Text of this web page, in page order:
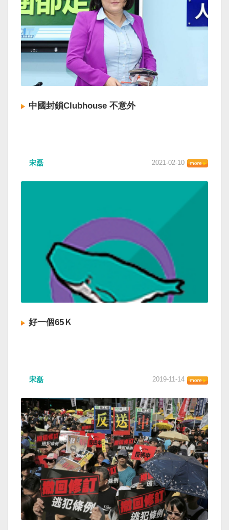
中國封鎖Clubhouse 不意外
宋磊 2021-02-10
好一個65Ｋ
宋磊 2019-11-14